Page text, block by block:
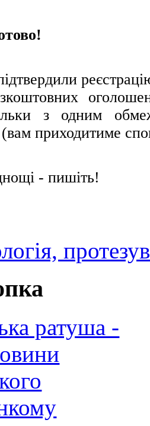
з одним
(вам приходитиме
- пишіть!